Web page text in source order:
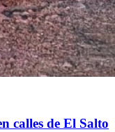
calles de El Salto